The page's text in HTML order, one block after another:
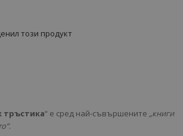
този продукт
тръстика“ е сред най-съвършените „книги
.